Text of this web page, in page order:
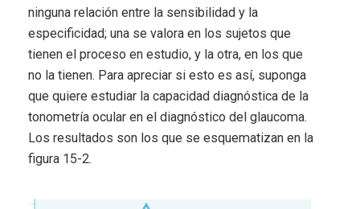
ninguna relación entre la sensibilidad y la
especificidad; una se valora en los sujetos que
tienen el proceso en estudio, y la otra, en los que
no la tienen. Para apreciar si esto es así, suponga
que quiere estudiar la capacidad diagnóstica de la
tonometría ocular en el diagnóstico del glaucoma.
Los resultados son los que se esquematizan en la
figura 15-2.